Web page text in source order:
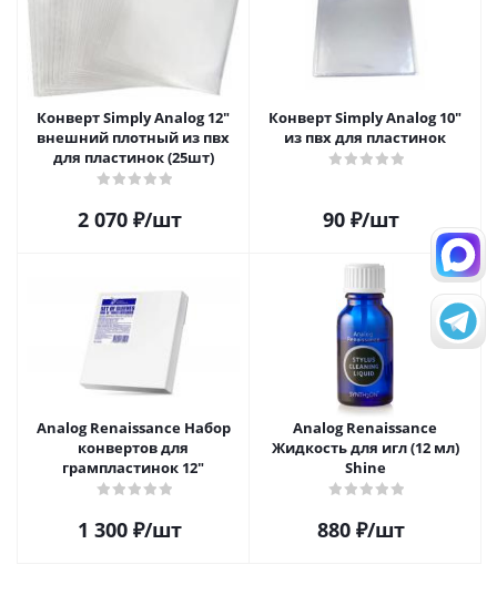
Конверт Simply Analog 12"
внешний плотный из пвх
для пластинок (25шт)
2 070₽/шт
Конверт Simply Analog 10"
из пвх для пластинок
90 ₽/шт
Analog Renaissance Набор
конвертов для
грампластинок 12"
1 300₽/шт
Analog Renaissance
Жидкость для игл (12 мл)
Shine
880 ₽/шт